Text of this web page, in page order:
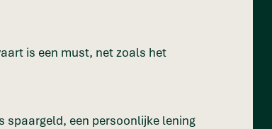
is een must, net zoals het
spaargeld, een persoonlijke lening